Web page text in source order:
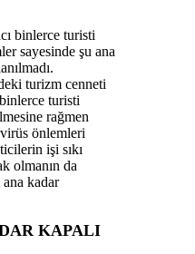
binlerce turisti
sayesinde şu ana
turizm cenneti
turisti
rağmen
önlemleri
işi sıkı
olmanın da
ana kadar
KAPALI